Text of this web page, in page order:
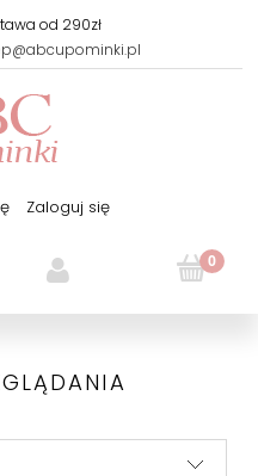
od 290zł
Zaloguj się